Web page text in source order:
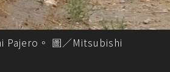
Pajero。 圖／Mitsubishi